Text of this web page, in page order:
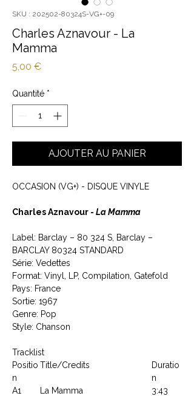
SKU : 202502-80324S-VG+-09
Charles Aznavour - La
Mamma
5,00 €Prix
Quantité *
AJOUTER AU PANIER
OCCASION (VG+) - DISQUE VINYLE
Charles Aznavour - La Mamma
Label: Barclay ‎– 80 324 S, Barclay ‎–
BARCLAY 80324 STANDARD
Série: Vedettes
Format: Vinyl, LP, Compilation, Gatefold
Pays: France
Sortie: 1967
Genre: Pop
Style: Chanson
Tracklist
Positio
n
Title/Credits
Duratio
n
A1
La Mamma
3:43